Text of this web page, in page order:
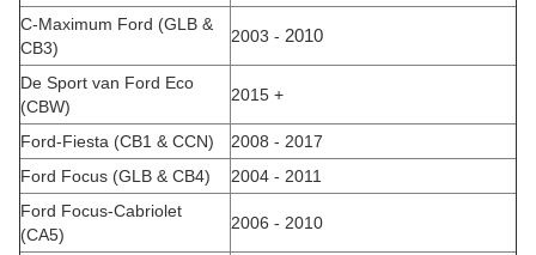
C-Maximum Ford (GLB &
CB3)
2003 - 2010
De Sport van Ford Eco
(CBW)
2015 +
Ford-Fiesta (CB1 & CCN)
2008 - 2017
Ford Focus (GLB & CB4)
2004 - 2011
Ford Focus-Cabriolet
(CA5)
2006 - 2010